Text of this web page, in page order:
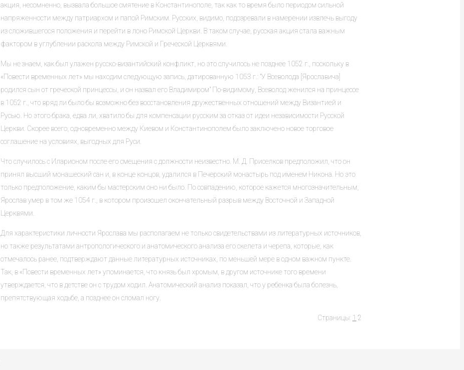
акция, несомненно, вызвала большое смятение в Константинополе, так как то время было периодом сильной
напряженности между патриархом и папой Римским. Русских, видимо, подозревали в намерении извлечь выгоду
из сложившегося положения и перейти в лоно Римской Церкви. В таком случае, русская акция стала важным
фактором в углублении раскола между Римской и Греческой Церквями.
Мы не знаем, как был улажен русско-византийский конфликт, но это случилось не позднее 1052 г., поскольку в
«Повести временных лет» мы находим следующую запись, датированную 1053 г.: "У Всеволода [Ярославича]
родился сын от греческой принцессы, и он назвал его Владимиром" По-видимому, Всеволод женился на принцессе
в 1052 г., что вряд ли было бы возможно без восстановления дружественных отношений между Византией и
Русью. Но этого брака, едва ли, хватило бы для компенсации русским за отказ от идеи независимости Русской
Церкви. Скорее всего, одновременно между Киевом и Константинополем было заключено новое торговое
соглашение на условиях, выгодных для Руси.
Что случилось с Иларионом после его смещения с должности неизвестно. М. Д. Приселков предположил, что он
принял высший монашеский сан и, в конце концов, удалился в Печерский монастырь под именем Никона. Но это
только предположение, каким бы мастерским оно ни было. По совпадению, которое кажется многозначительным,
Ярослав умер в том же 1054 г., в котором произошел окончательный разрыв между Восточной и Западной
Церквями.
Для характеристики личности Ярослава мы располагаем не только свидетельствами из литературных источников,
но также результатами антропологического и анатомического анализа его скелета и черепа, которые, как
отмечалось ранее, подтверждают данные литературных источниках, по меньшей мере в одном важном пункте.
Так, в «Повести временных лет» упоминается, что князь был хромым, в другом источнике того времени
утверждается, что в детстве он с трудом ходил. Анатомический анализ показал, что у ребенка была болезнь,
препятствующая ходьбе, а позднее он сломал ногу.
Страницы: 1 2